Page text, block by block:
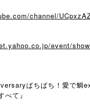
channel/
event/
ぱちぱち！愛で鯛
べて』